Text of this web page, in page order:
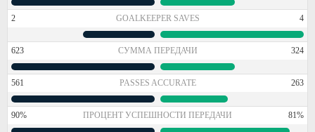
2 GOALKEEPER SAVES 4
623 СУММА ПЕРЕДАЧИ 324
561 PASSES ACCURATE 263
90% ПРОЦЕНТ УСПЕШНОСТИ ПЕРЕДАЧИ 81%